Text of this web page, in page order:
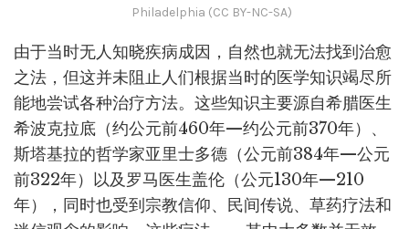
Philadelphia (CC BY-NC-SA)
由于当时无人知晓疾病成因，自然也就无法找到治愈
之法，但这并未阻止人们根据当时的医学知识竭尽所
能地尝试各种治疗方法。这些知识主要源自希腊医生
希波克拉底（约公元前460年—约公元前370年）、
斯塔基拉的哲学家亚里士多德（公元前384年—公元
前322年）以及罗马医生盖伦（公元130年—210
年），同时也受到宗教信仰、民间传说、草药疗法和